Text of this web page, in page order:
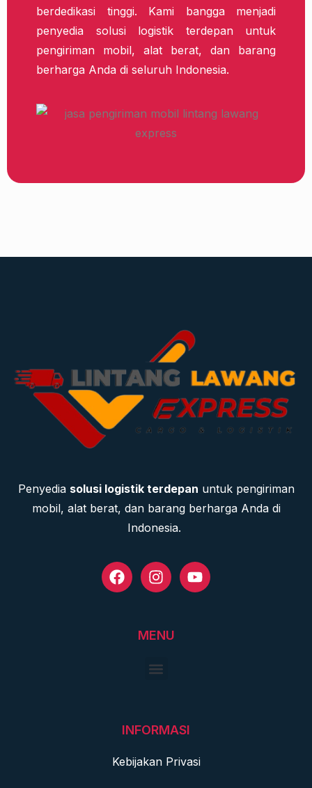
berdedikasi tinggi. Kami bangga menjadi
penyedia solusi logistik terdepan untuk
pengiriman mobil, alat berat, dan barang
berharga Anda di seluruh Indonesia.
Penyedia solusi logistik terdepan untuk pengiriman
mobil, alat berat, dan barang berharga Anda di
Indonesia.
MENU
INFORMASI
Kebijakan Privasi